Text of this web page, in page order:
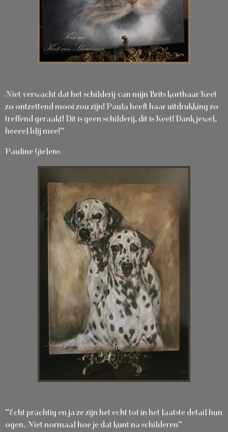
Niet verwacht dat het schilderij van mijn Brits korthaar Keet
zo ontzettend mooi zou zijn! Paula heeft haar uitdrukking zo
treffend geraakt! Dit is geen schilderij, dit is Keet! Dankjewel,
heeeel blij mee!"
Pauline Gielens
"Echt prachtig en ja ze zijn het echt tot in het laatste detail hun
ogen. Niet normaal hoe je dat kunt na schilderen"